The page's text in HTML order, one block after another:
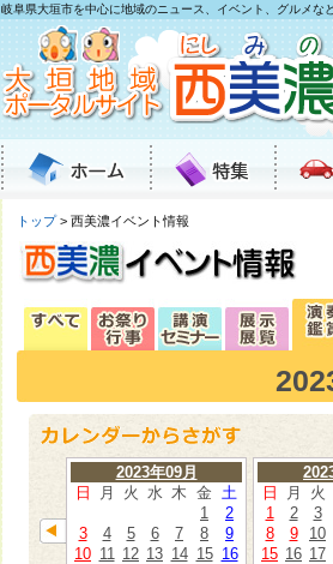
岐阜県大垣市を中心に地域のニュース、イベント、グルメな
トップ> 西美濃イベント情報
2023年09月
日
月 火 水 木 金 土
1
2
3
4 5 6 7 8
9
10 11 12 13 14 15 16
日
月 火
1
2 3
8
9 10
15 16 17